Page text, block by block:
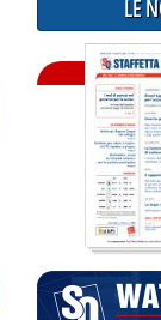
. Pubblicata sabato 26
LE